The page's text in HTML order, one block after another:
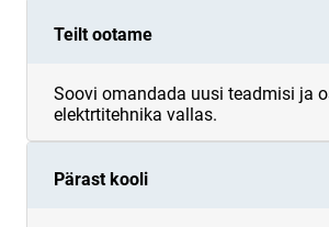
Teilt ootame
Soovi omandada uusi teadmisi ja
elektrtitehnika vallas.
Pärast kooli